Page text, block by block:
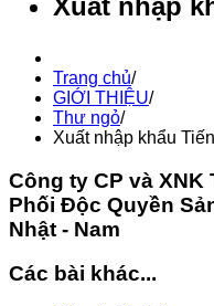
Xuất nhập
Trang chủ/
GIỚI THIỆU/
Thư ngỏ/
Xuất nhập khẩu
Công ty CP và
Phối Độc Quyền
Nhật - Nam
Các bài khác...